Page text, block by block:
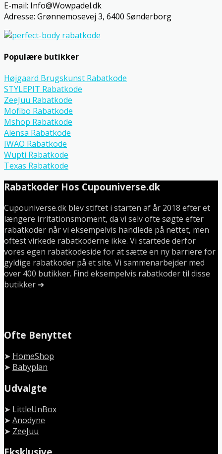
E-mail: Info@Wowpadel.dk
Adresse: Grønnemosevej 3, 6400 Sønderborg
Populære butikker
Højgaard Brugskunst Rabatkode
STYLEPIT Rabatkode
ZeeJuu Rabatkode
Mofibo Rabatkode
Mshop Rabatkode
Alensa Rabatkode
IWAO Rabatkode
Wupti Rabatkode
Texas Rabatkode
Rabatkoder Hos Cupouniverse.dk
Cupouniverse.dk blev stiftet i starten af år 2018 efter et
længere irritationsmoment, da vi selv ofte søgte efter
rabatkoder når vi eksempelvis handlede på nettet, men
oftest virkede rabatkoderne ikke. Vi startede derfor
vores egen rabatkodeside for at sætte en ny barriere for
gyldige rabatkoder på et site. Vi sammenarbejder med
over 400 butikker. Find eksempelvis rabatkoder til disse
butikker ➜
Ofte Benyttet
➤ HomeShop
➤ Babyplan
Udvalgte
➤ LittleUnBox
➤ Anodyne
➤ ZeeJuu